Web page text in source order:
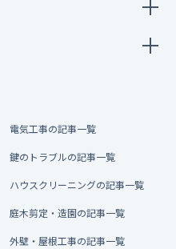
電気工事の記事一覧
鍵のトラブルの記事一覧
ハウスクリーニングの記事一覧
庭木剪定・造園の記事一覧
外壁・屋根工事の記事一覧